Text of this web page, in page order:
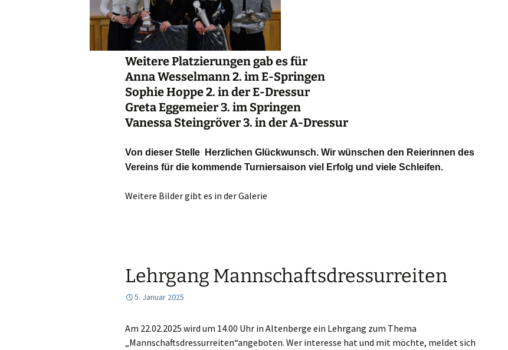
Weitere Platzierungen gab es für
Anna Wesselmann 2. im E-Springen
Sophie Hoppe 2. in der E-Dressur
Greta Eggemeier 3. im Springen
Vanessa Steingröver 3. in der A-Dressur
Von dieser Stelle Herzlichen Glückwunsch. Wir wünschen den Reierinnen des
Vereins für die kommende Turniersaison viel Erfolg und viele Schleifen.
Weitere Bilder gibt es in der Galerie
Lehrgang Mannschaftsdressurreiten
5. Januar 2025
Am 22.02.2025 wird um 14.00 Uhr in Altenberge ein Lehrgang zum Thema
„Mannschaftsdressurreiten“angeboten. Wer interesse hat und mit möchte, meldet sich